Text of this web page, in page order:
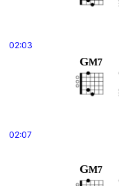
02:03
GM7
02:07
GM7